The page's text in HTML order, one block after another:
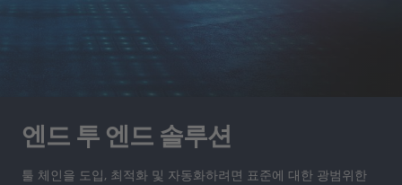
엔드 투 엔드 솔루션
툴 체인을 도입, 최적화 및 자동화하려면 표준에 대한 광범위한